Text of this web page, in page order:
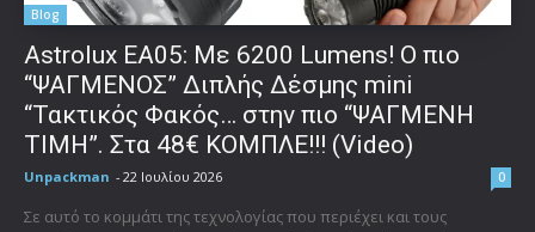
Blog
Astrolux ΕΑ05: Με 6200 Lumens! Ο πιο
“ΨΑΓΜΕΝΟΣ” Διπλής Δέσμης mini
“Τακτικός Φακός… στην πιο “ΨΑΓΜΕΝΗ
ΤΙΜΗ”. Στα 48€ ΚΟΜΠΛΕ!!! (Video)
Unpackman - 22 Ιουλίου 2026 0
Σε αυτό το κομμάτι της τεχνολογίας που περιέχει και τους